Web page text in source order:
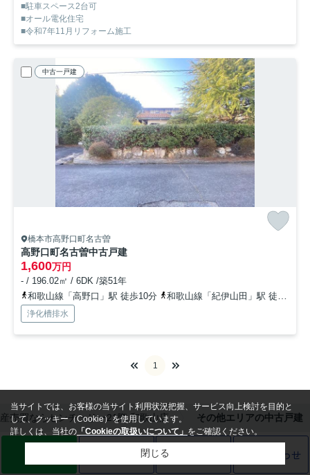
■駐車スペース2台可
■オール電化住宅
■令和7年11月リフォーム施工
中古一戸建
橋本市高野口町名古曽
高野口町名古曽中古戸建
1,600万円
- / 196.02㎡ / 6DK /築51年
和歌山線「高野口」駅 徒歩10分
和歌山線「紀伊山田」駅 徒歩30分
浄化槽排水
1
売買ならセンチュリー21際 和歌山店 その他エリアの中古戸建
お問い合わせ
当サイトでは、お客様の当サイト利用状況把握、サービス向上検討を目的と
して、クッキー（Cookie）を使用しています。
詳しくは、当社の 「Cookieの取扱いについて」 をご確認ください。
閉じる